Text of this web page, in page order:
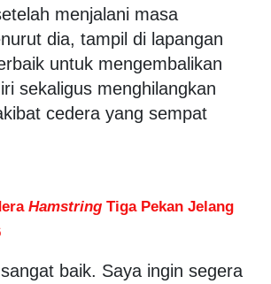
menjalani masa
dia, tampil di lapangan
untuk mengembalikan
sekaligus menghilangkan
cedera yang sempat
Hamstring Tiga Pekan Jelang
baik. Saya ingin segera